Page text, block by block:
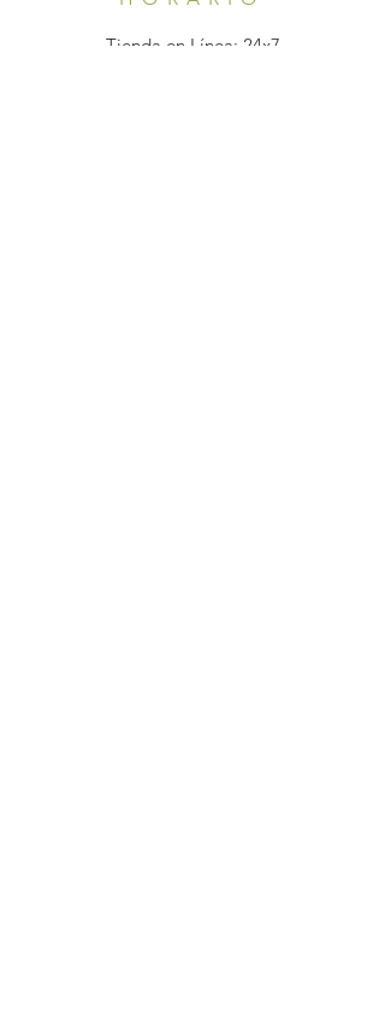
Tienda en Línea: 24x7